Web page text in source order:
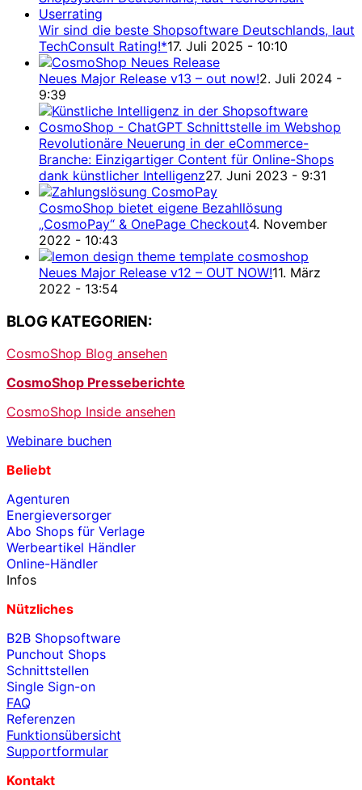
Wir sind die beste Shopsoftware Deutschlands, laut
TechConsult Rating!*17. Juli 2025 - 10:10
Neues Major Release v13 – out now!2. Juli 2024 -
9:39
Revolutionäre Neuerung in der eCommerce-
Branche: Einzigartiger Content für Online-Shops
dank künstlicher Intelligenz27. Juni 2023 - 9:31
CosmoShop bietet eigene Bezahllösung
„CosmoPay“ & OnePage Checkout4. November
2022 - 10:43
Neues Major Release v12 – OUT NOW!11. März
2022 - 13:54
BLOG KATEGORIEN:
CosmoShop Blog ansehen
CosmoShop Presseberichte
CosmoShop Inside ansehen
Webinare buchen
Beliebt
Agenturen
Energieversorger
Abo Shops für Verlage
Werbeartikel Händler
Online-Händler
Infos
Nützliches
B2B Shopsoftware
Punchout Shops
Schnittstellen
Single Sign-on
FAQ
Referenzen
Funktionsübersicht
Supportformular
Kontakt